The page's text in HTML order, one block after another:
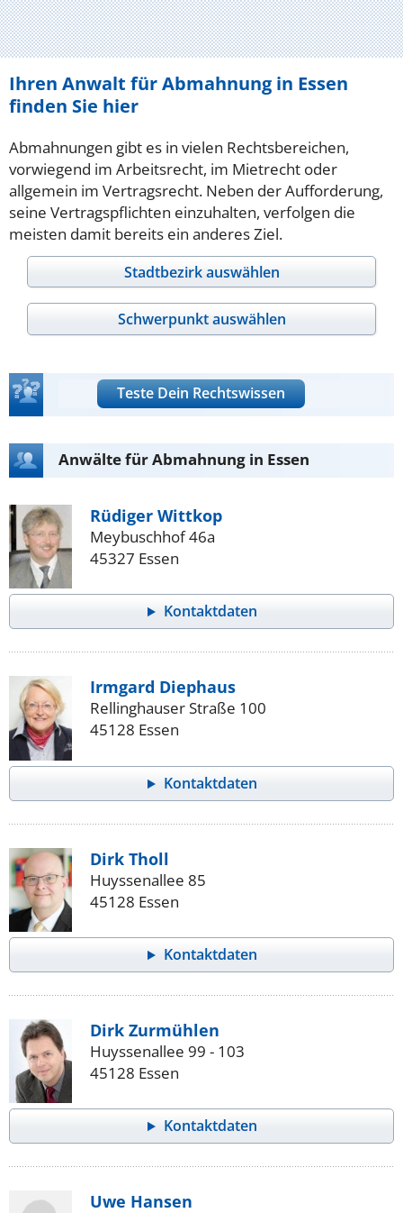
Ihren Anwalt für Abmahnung in Essen
finden Sie hier
Abmahnungen gibt es in vielen Rechtsbereichen,
vorwiegend im Arbeitsrecht, im Mietrecht oder
allgemein im Vertragsrecht. Neben der Aufforderung,
seine Vertragspflichten einzuhalten, verfolgen die
meisten damit bereits ein anderes Ziel.
Stadtbezirk auswählen
Schwerpunkt auswählen
Teste Dein Rechtswissen
Anwälte für Abmahnung in Essen
Rüdiger Wittkop
Meybuschhof 46a
45327 Essen
Kontaktdaten
Irmgard Diephaus
Rellinghauser Straße 100
45128 Essen
Kontaktdaten
Dirk Tholl
Huyssenallee 85
45128 Essen
Kontaktdaten
Dirk Zurmühlen
Huyssenallee 99 - 103
45128 Essen
Kontaktdaten
Uwe Hansen